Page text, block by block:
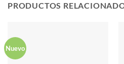
PRODUCTOS
Nuevo